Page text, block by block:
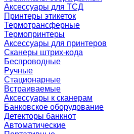
Аксессуары для ТСД
Принтеры этикеток
Термотрансферные
Термопринтеры
Аксессуары для принтеров
Сканеры штрих-кода
Беспроводные
Ручные
Стационарные
Встраиваемые
Аксессуары к сканерам
Банковское оборудование
Детекторы банкнот
Автоматические